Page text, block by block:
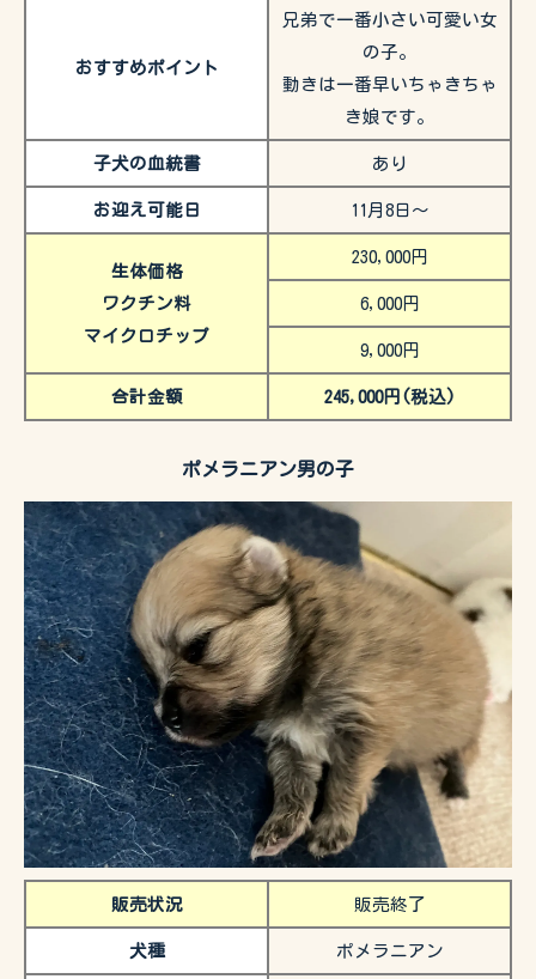
おすすめポイント
兄弟で一番小さい可愛い女
の子。
動きは一番早いちゃきちゃ
き娘です。
子犬の血統書 あり
お迎え可能日 11月8日〜
生体価格
ワクチン料
マイクロチップ
230,000円
6,000円
9,000円
合計金額 245,000円(税込)
ポメラニアン男の子
販売状況 販売終了
犬種 ポメラニアン